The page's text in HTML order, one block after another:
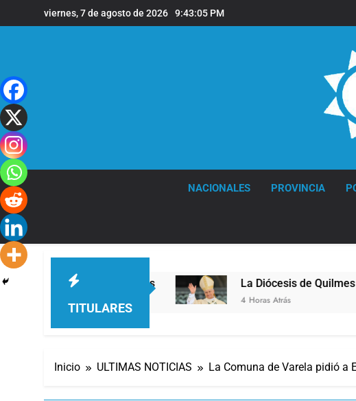
al
viernes, 7 de agosto de 2026 9:43:06 PM
NACIONALES PROVINCIA
TITULARES
la sede de Quilmes La Diócesis de Quilmes
4 Horas Atrás
Inicio ULTIMAS NOTICIAS La Comuna de Varela pidió a